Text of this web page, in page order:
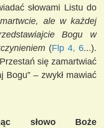
słowami Listu do
ale w każdej
Bogu w
(Flp 4, 6...).
się zamartwiać
– zwykł mawiać
słowo Boże